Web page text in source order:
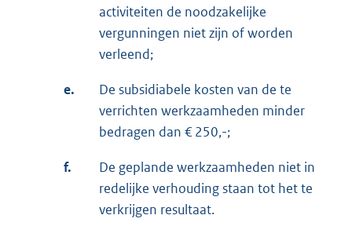
activiteiten de noodzakelijke
vergunningen niet zijn of worden
verleend;
e.
De subsidiabele kosten van de te
verrichten werkzaamheden minder
bedragen dan € 250,-;
f.
De geplande werkzaamheden niet in
redelijke verhouding staan tot het te
verkrijgen resultaat.